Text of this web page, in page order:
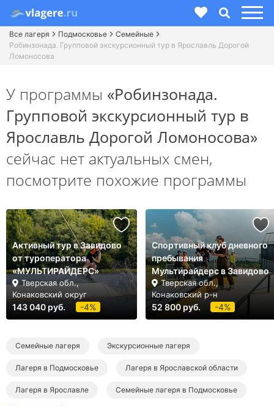
Все лагеря Подмосковье
Семейные
Робинзонада. Групповой экскурсионный тур в Ярославль Дорогой
Ломоносова
У программы «Робинзонада.
Групповой экскурсионный тур в
Ярославль Дорогой Ломоносова»
сейчас нет актуальных смен,
посмотрите похожие программы
Активный тур в Завидово
от туроператора
«МУЛЬТИРАЙДЕРС»
Тверская обл.,
Конаковский округ
143 040 руб. -4%
Спортивный клуб дневного
пребывания
Мультирайдерс в Завидово
Тверская обл.,
Конаковский р-н
52 800 руб. -4%
Семейные лагеря Экскурсионные лагеря
Лагеря в Подмосковье Лагеря в Ярославской области
Лагеря в Ярославле Семейные лагеря в Подмосковье